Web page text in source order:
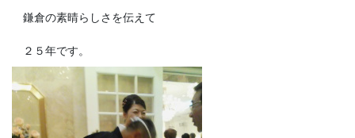
鎌倉の素晴らしさを伝えて
２５年です。